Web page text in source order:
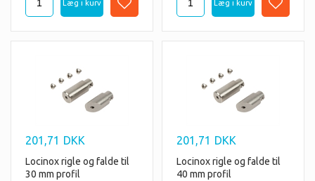
201,71 DKK
Locinox rigle og falde til
30 mm profil
201,71 DKK
Locinox rigle og falde til
40 mm profil